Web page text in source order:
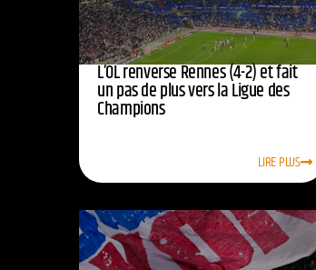
L’OL renverse Rennes (4-2) et fait
un pas de plus vers la Ligue des
Champions
LIRE PLUS